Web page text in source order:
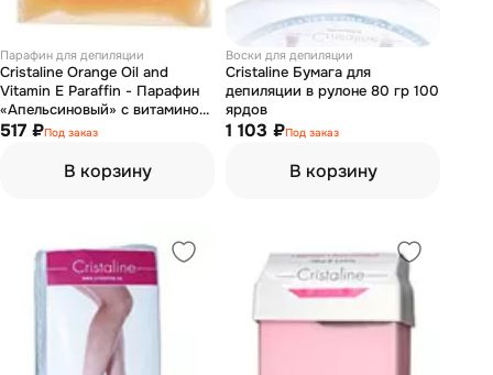
Парафин для депиляции
Cristaline Orange Oil and
Vitamin Е Paraffin - Парафин
«Апельсиновый» с витамином
Е 450 гр
517 ₽Под заказ
В корзину
Воски для депиляции
Cristaline Бумага для
депиляции в рулоне 80 гр 100
ярдов
1 103 ₽Под заказ
В корзину